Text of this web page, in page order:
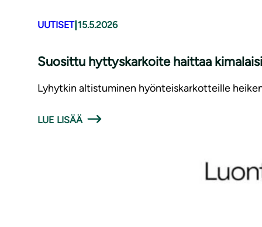
UUTISET| 15.5.2026
Suosittu hyttyskarkoite haittaa
Lyhytkin altistuminen hyönteiskarkotteille
LUE LISÄÄ